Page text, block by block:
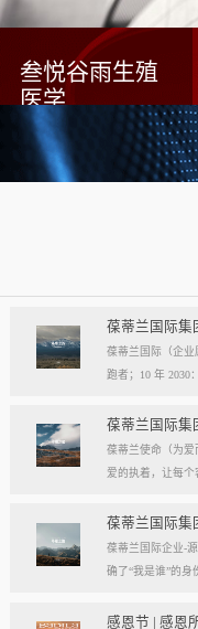
叁悦谷雨生殖
医学
葆蒂兰国际集
葆蒂兰国际（企业
跑者；10 年 2030
葆蒂兰国际立志成
以“为爱而生，与
勃的发展蓝图，旨
028 | 5年愿景）成
葆蒂兰国际集
葆蒂兰使命（为爱
爱的执着，让每
双翼“爱的初心”与
核与力量源泉，
初心，是我们的根
葆蒂兰国际集
葆蒂兰国际企业-
确了“我是谁”的身
格局与能量。它
感恩节 | 感恩